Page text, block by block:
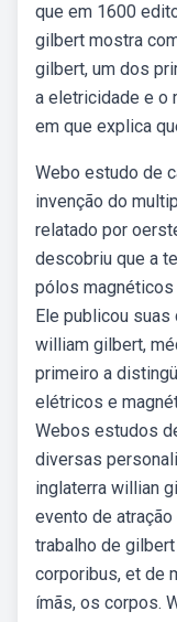
que em 1600
gilbert mostra
gilbert, um dos
a eletricidade e o
em que explica
Webo estudo de
invenção do
relatado por
descobriu que a
pólos
Ele publicou
william gilbert,
primeiro a
elétricos e
Webos estudos
diversas
inglaterra willian
evento de
trabalho de
corporibus, et de
ímãs, os corpos.